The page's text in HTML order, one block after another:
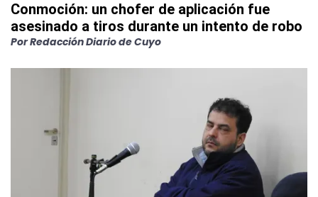
Conmoción: un chofer de aplicación fue
asesinado a tiros durante un intento de robo
PorRedacción Diario de Cuyo